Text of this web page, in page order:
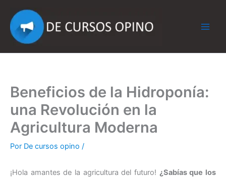
contenido
Beneficios de la Hidroponía:
una Revolución en la
Agricultura Moderna
Por De cursos opino /
¡Hola amantes de la agricultura del futuro! ¿Sabías que los